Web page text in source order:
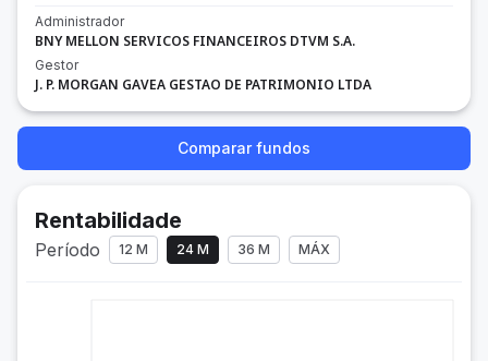
Administrador
BNY MELLON SERVICOS FINANCEIROS DTVM S.A.
Gestor
J. P. MORGAN GAVEA GESTAO DE PATRIMONIO LTDA
Comparar fundos
Rentabilidade
Período 12 M 24 M 36 M MÁX